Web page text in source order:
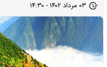
۰۳ مرداد ۱۴۰۲ - ۱۴:۳۰